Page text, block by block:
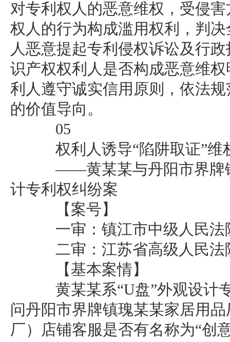
对专利权人的恶意维权，受侵
权人的行为构成滥用权利，判
人恶意提起专利侵权诉讼及行
识产权权利人是否构成恶意维
利人遵守诚实信用原则，依法
的价值导向。
05
权利人诱导“陷阱取证”维
——黄某某与丹阳市界牌镇
计专利权纠纷案
【案号】
一审：镇江市中级人民法
二审：江苏省高级人民法
【基本案情】
黄某某系“U盘”外观设计
问丹阳市界牌镇瑰某某家居用
厂）店铺客服是否有名称为“创